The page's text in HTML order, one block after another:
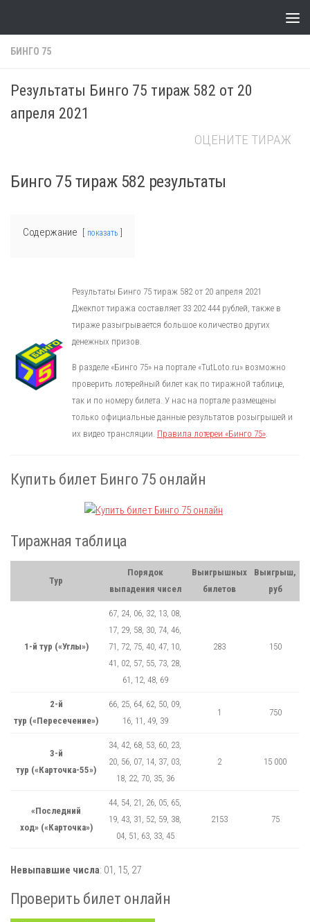
БИНГО 75
Результаты Бинго 75 тираж 582 от 20
апреля 2021
ОЦЕНИТЕ ТИРАЖ
Бинго 75 тираж 582 результаты
Содержание показать
Результаты Бинго 75 тираж 582 от 20 апреля 2021
Джекпот тиража составляет 33 202 444 рублей, также в
тираже разыгрывается большое количество других
денежных призов.
В разделе «Бинго 75» на портале «TutLoto.ru» возможно
проверить лотерейный билет как по тиражной таблице,
так и по номеру билета. У нас на портале размещены
только официальные данные результатов розыгрышей и
их видео трансляции. Правила лотереи «Бинго 75».
Купить билет Бинго 75 онлайн
Тиражная таблица
Тур
Порядок
выпадения чисел
Выигрышных
билетов
Выигрыш,
руб
1-й тур («Углы»)
67, 24, 06, 32, 13, 08,
17, 29, 58, 30, 74, 46,
71, 72, 75, 40, 47, 10,
41, 02, 57, 55, 73, 28,
61, 12, 48, 69
283 150
2-й
тур («Пересечение»)
66, 25, 64, 62, 50, 09,
16, 11, 49, 39
1 750
3-й
тур («Карточка-55»)
34, 42, 68, 53, 60, 23,
20, 56, 07, 14, 37, 03,
18, 22, 70, 35, 36
2 15 000
«Последний
ход» («Карточка»)
44, 54, 21, 26, 05, 65,
19, 43, 31, 52, 59, 38,
04, 51, 63, 33, 45
2153 75
Невыпавшие числа: 01, 15, 27
Проверить билет онлайн